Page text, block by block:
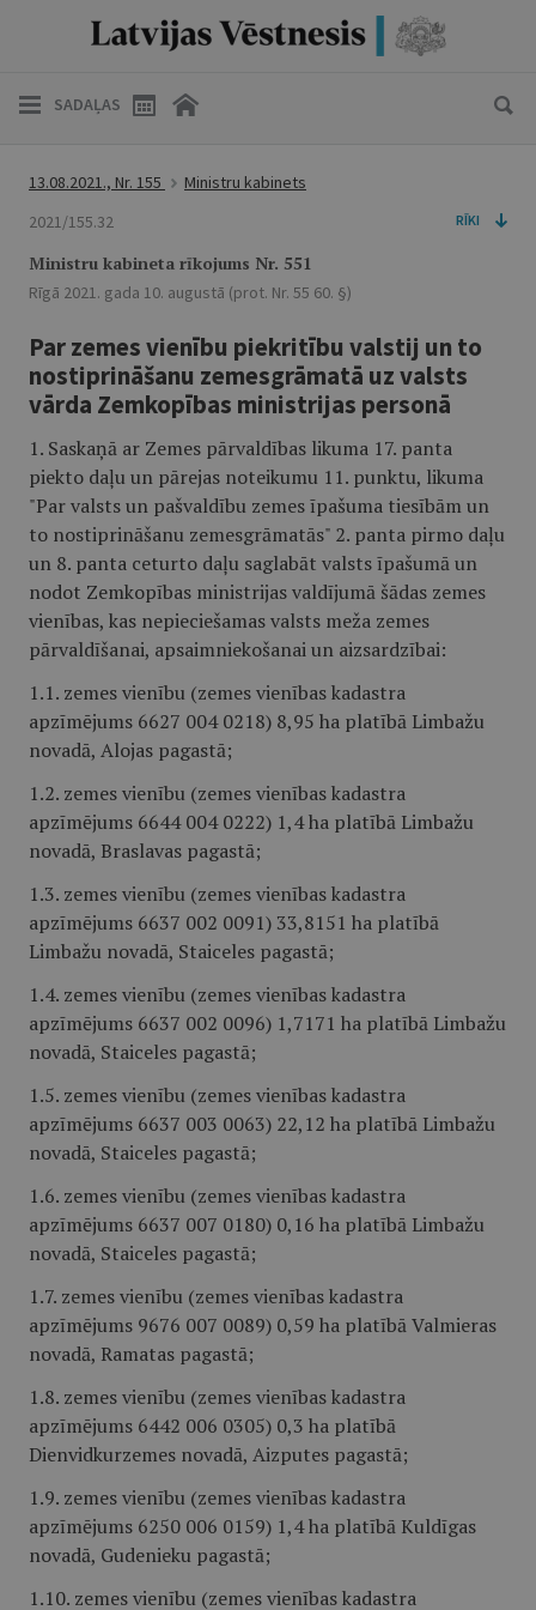
SADAĻAS
13.08.2021., Nr. 155
Ministru kabinets
2021/155.32
RĪKI
Ministru kabineta rīkojums Nr. 551
Rīgā 2021. gada 10. augustā (prot. Nr. 55 60. §)
Par zemes vienību piekritību valstij un to
nostiprināšanu zemesgrāmatā uz valsts
vārda Zemkopības ministrijas personā
1. Saskaņā ar Zemes pārvaldības likuma 17. panta
piekto daļu un pārejas noteikumu 11. punktu, likuma
"Par valsts un pašvaldību zemes īpašuma tiesībām un
to nostiprināšanu zemesgrāmatās" 2. panta pirmo daļu
un 8. panta ceturto daļu saglabāt valsts īpašumā un
nodot Zemkopības ministrijas valdījumā šādas zemes
vienības, kas nepieciešamas valsts meža zemes
pārvaldīšanai, apsaimniekošanai un aizsardzībai:
1.1. zemes vienību (zemes vienības kadastra
apzīmējums 6627 004 0218) 8,95 ha platībā Limbažu
novadā, Alojas pagastā;
1.2. zemes vienību (zemes vienības kadastra
apzīmējums 6644 004 0222) 1,4 ha platībā Limbažu
novadā, Braslavas pagastā;
1.3. zemes vienību (zemes vienības kadastra
apzīmējums 6637 002 0091) 33,8151 ha platībā
Limbažu novadā, Staiceles pagastā;
1.4. zemes vienību (zemes vienības kadastra
apzīmējums 6637 002 0096) 1,7171 ha platībā Limbažu
novadā, Staiceles pagastā;
1.5. zemes vienību (zemes vienības kadastra
apzīmējums 6637 003 0063) 22,12 ha platībā Limbažu
novadā, Staiceles pagastā;
1.6. zemes vienību (zemes vienības kadastra
apzīmējums 6637 007 0180) 0,16 ha platībā Limbažu
novadā, Staiceles pagastā;
1.7. zemes vienību (zemes vienības kadastra
apzīmējums 9676 007 0089) 0,59 ha platībā Valmieras
novadā, Ramatas pagastā;
1.8. zemes vienību (zemes vienības kadastra
apzīmējums 6442 006 0305) 0,3 ha platībā
Dienvidkurzemes novadā, Aizputes pagastā;
1.9. zemes vienību (zemes vienības kadastra
apzīmējums 6250 006 0159) 1,4 ha platībā Kuldīgas
novadā, Gudenieku pagastā;
1.10. zemes vienību (zemes vienības kadastra